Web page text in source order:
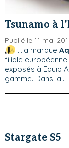
Tsunamo à
Publié le 11 mai
...la marque
filiale
exposés à Equip
gamme. Dans la...
Stargate S5